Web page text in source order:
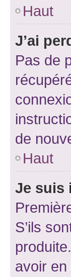
Haut
J’ai
Pas de
de
Haut
Je suis
S’ils
avoir